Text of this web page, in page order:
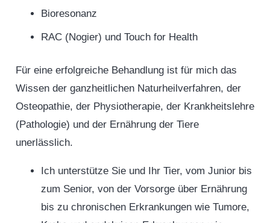
Bioresonanz
RAC (Nogier) und Touch for Health
Für eine erfolgreiche Behandlung ist für mich das
Wissen der ganzheitlichen Naturheilverfahren, der
Osteopathie, der Physiotherapie, der Krankheitslehre
(Pathologie) und der Ernährung der Tiere
unerlässlich.
Ich unterstütze Sie und Ihr Tier, vom Junior bis
zum Senior, von der Vorsorge über Ernährung
bis zu chronischen Erkrankungen wie Tumore,